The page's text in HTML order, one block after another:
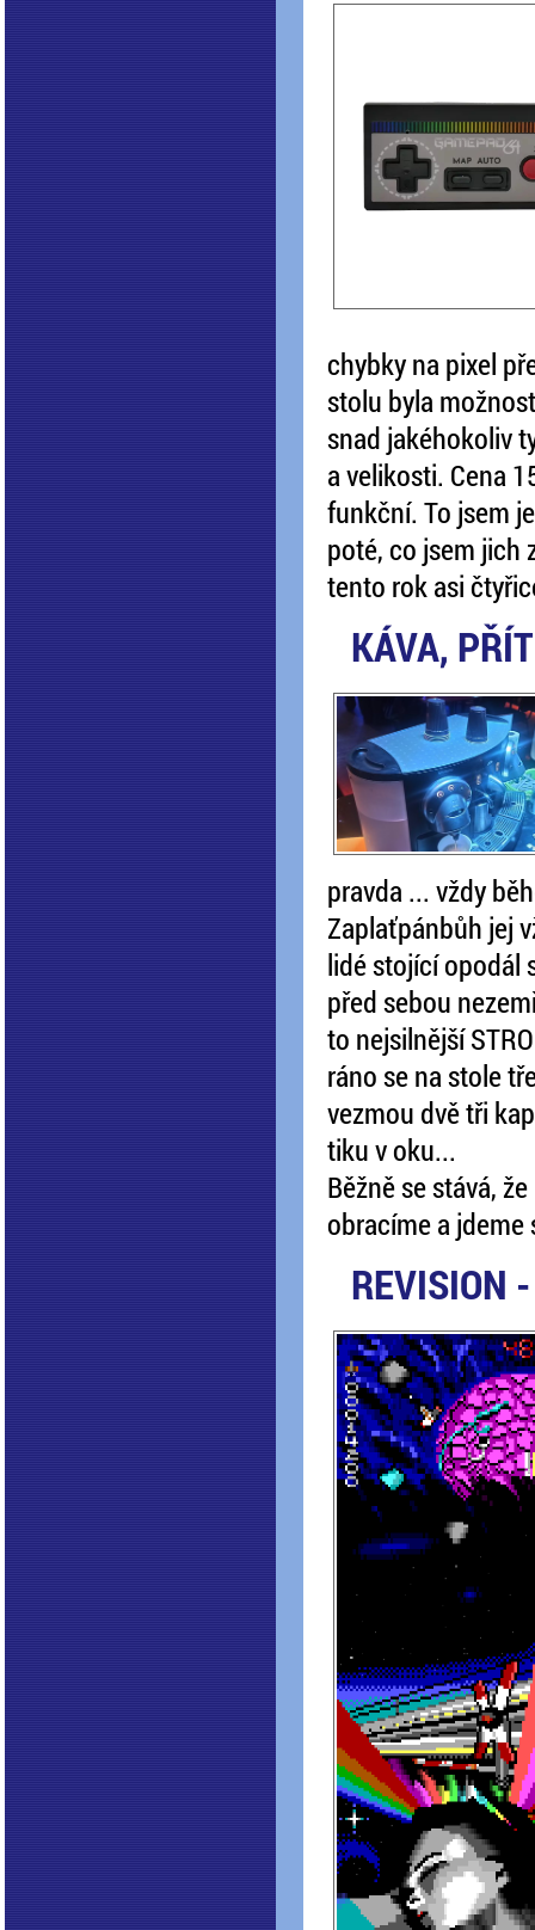
chybky na pixel
stolu byla
snad jakéhokoliv
a velikosti. Cena
funkční. To jsem
poté, co jsem jich
tento rok asi
KÁVA,
pravda ... vždy
Zaplaťpánbůh jej
lidé stojící opodál
před sebou
to nejsilnější
ráno se na stole
vezmou dvě tři
tiku v oku...
Běžně se stává,
obracíme a
REVISION